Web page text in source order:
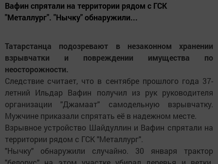
Вафин спрятали на территории рядом с ГСК
"Металлург". "Нычку" обнаружили...
Татарстанца подозревают в незаконном хранении
взрывчатки и повреждении имущества по
неосторожности.
Следствие считает, что в сентябре прошлого года 37-
летний Ильдар Вафин получил из рук руководителя
организации "Джамаат" самодельную взрывчатку.
Мужчине приказали спрятать её в надежном месте.
Взрывное устройство Шайдуллин и Вафин спрятали на
территории рядом с ГСК "Металлург".
"Нычку" обнаружили случайно. 30 января трактор